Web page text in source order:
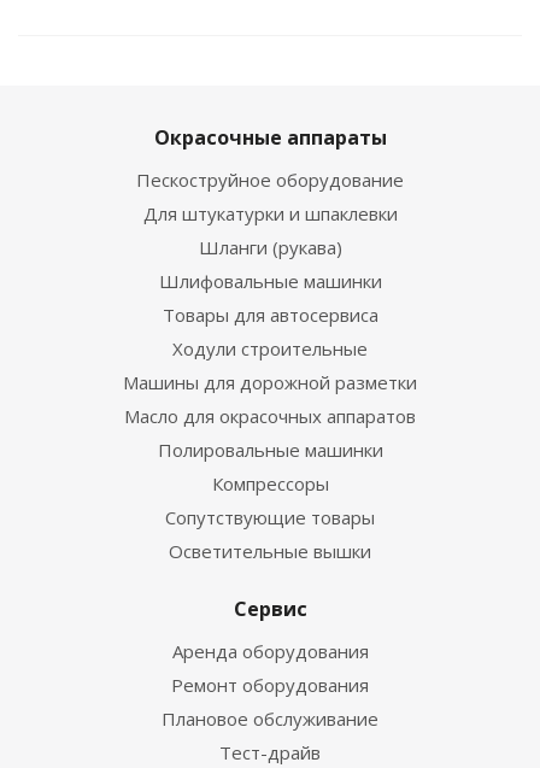
Окрасочные аппараты
Пескоструйное оборудование
Для штукатурки и шпаклевки
Шланги (рукава)
Шлифовальные машинки
Товары для автосервиса
Ходули строительные
Машины для дорожной разметки
Масло для окрасочных аппаратов
Полировальные машинки
Компрессоры
Сопутствующие товары
Осветительные вышки
Сервис
Аренда оборудования
Ремонт оборудования
Плановое обслуживание
Тест-драйв